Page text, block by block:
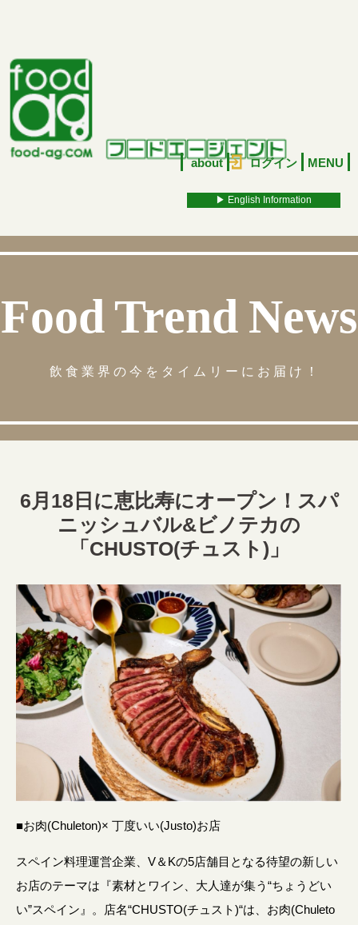
about ログイン MENU
▶︎ English Information
Food Trend News
飲食業界の今をタイムリーにお届け！
6月18日に恵比寿にオープン！スパ
ニッシュバル&ビノテカの
「CHUSTO(チュスト)」
■お肉(Chuleton)× 丁度いい(Justo)お店
スペイン料理運営企業、V＆Kの5店舗目となる待望の新しい
お店のテーマは『素材とワイン、大人達が集う“ちょうどい
い”スペイン』。店名“CHUSTO(チュスト)“は、お肉(Chuleto